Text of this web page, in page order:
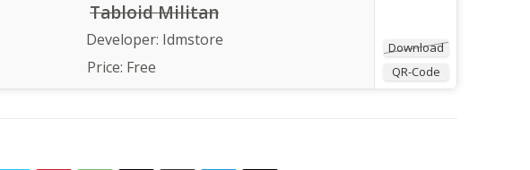
Download
QR-Code
Tabloid Militan
Developer: Idmstore
Price: Free